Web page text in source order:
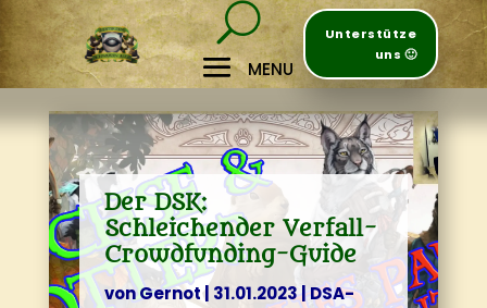
Unterstütze
uns 🙂
Der DSK:
Schleichender Verfall-
Crowdfunding-Guide
vonGernot| 31.01.2023|DSA-